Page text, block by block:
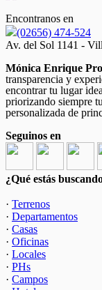
Encontranos en
(02656) 474-524
Av. del Sol 1141 -
Mónica Enrique
transparencia y
encontrar tu lugar
priorizando siempre
personalizada de
Seguinos en
¿Qué estás
· Terrenos
· Departamentos
· Casas
· Oficinas
· Locales
· PHs
· Campos